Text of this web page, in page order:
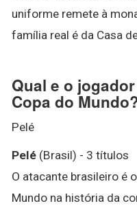
uniforme remete à
família real é da Casa
Qual e o
Copa do
Pelé
Pelé (Brasil) - 3 títulos
O atacante brasileiro é
Mundo na história da